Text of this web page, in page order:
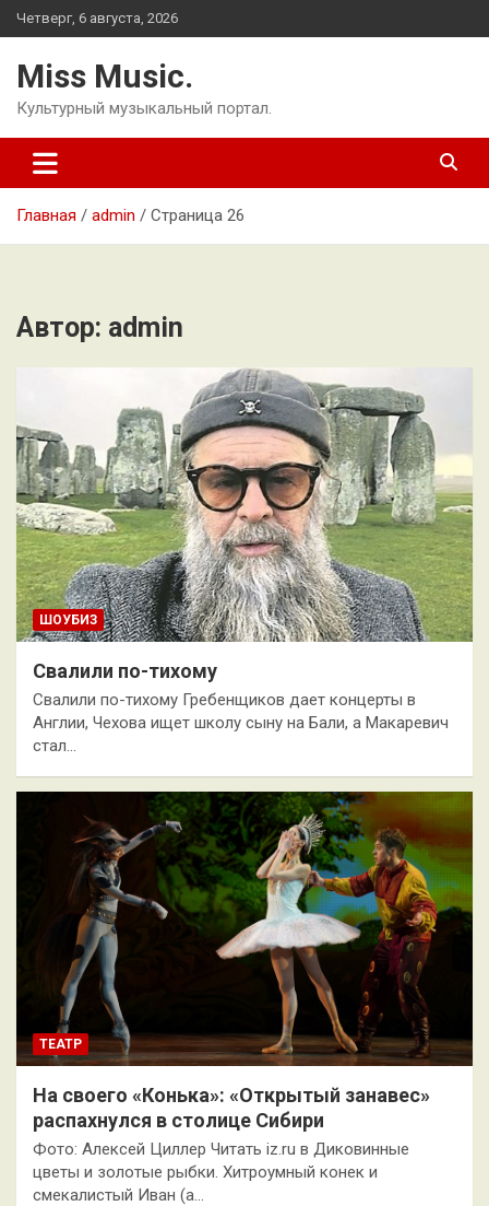
Перейти
к
Четверг, 6 августа, 2026
Miss Music.
Культурный музыкальный портал.
Главная admin Страница 26
Автор: admin
ШОУБИЗ
Свалили по-тихому
Свалили по-тихому Гребенщиков дает концерты в
Англии, Чехова ищет школу сыну на Бали, а Макаревич
стал…
ТЕАТР
На своего «Конька»: «Открытый занавес»
распахнулся в столице Сибири
Фото: Алексей Циллер Читать iz.ru в Диковинные
цветы и золотые рыбки. Хитроумный конек и
смекалистый Иван (а…